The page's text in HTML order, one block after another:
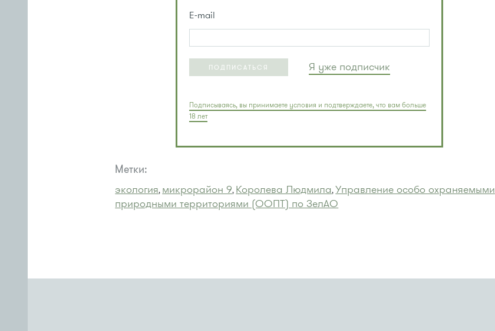
E-mail
ПОДПИСАТЬСЯ Я уже подписчик
Подписываясь, вы принимаете условия и подтверждаете, что вам больше
18 лет
Метки:
экология, микрорайон 9, Королева Людмила, Управление особо охраняемыми
природными территориями (ООПТ) по ЗелАО